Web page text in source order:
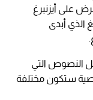
عام 2025، حيث عرض على أيزنبرغ
الذي أبدى
النصوص التي
ستكون مختلفة